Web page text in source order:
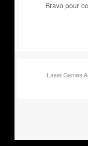
Bravo pour
Laser Games